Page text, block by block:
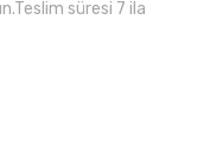
süresi 7 ila